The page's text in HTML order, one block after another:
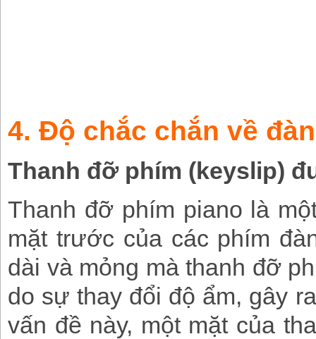
4. Độ chắc chắn về
Thanh đỡ phím (keyslip)
Thanh đỡ phím piano là
mặt trước của các phím
dài và mỏng mà thanh đỡ
do sự thay đổi độ ẩm, gây
vấn đề này, một mặt của